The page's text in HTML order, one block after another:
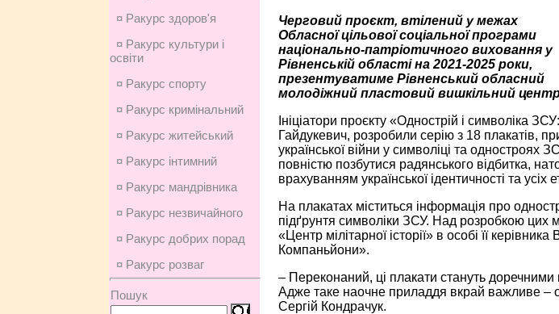
¤ Ракурс здоров'я
¤ Ракурс культури і
освіти
¤ Ракурс спорту
¤ Ракурс кримінальний
¤ Ракурс житейський
¤ Ракурс інтимний
¤ Ракурс мандрівника
¤ Ракурс незвичайного
¤ Ракурс добрих порад
¤ Ракурс розваг
Пошук
Черговий проєкт, втілений у межах
Обласної цільової соціальної програми
національно-патріотичного виховання у
Рівненській області на 2021-2025 роки,
презентуватиме Рівненський обласний
молодіжний пластовий вишкільний
Ініціатори проєкту «Однострій і символіка
Гайдукевич, розробили серію з 18 плакатів,
української війни у символіці та одностроях
повністю позбутися радянського відбитка,
врахуванням української ідентичності та усіх
На плакатах міститься інформація про
підґрунтя символіки ЗСУ. Над розробкою цих
«Центр мілітарної історії» в особі її
Компаньйони».
– Переконаний, ці плакати стануть доречними
Адже таке наочне приладдя вкрай важливе –
Сергій Кондрачук.